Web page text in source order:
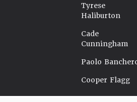
Tyrese
Haliburton
Cade
Cunningham
Paolo
Cooper Flagg